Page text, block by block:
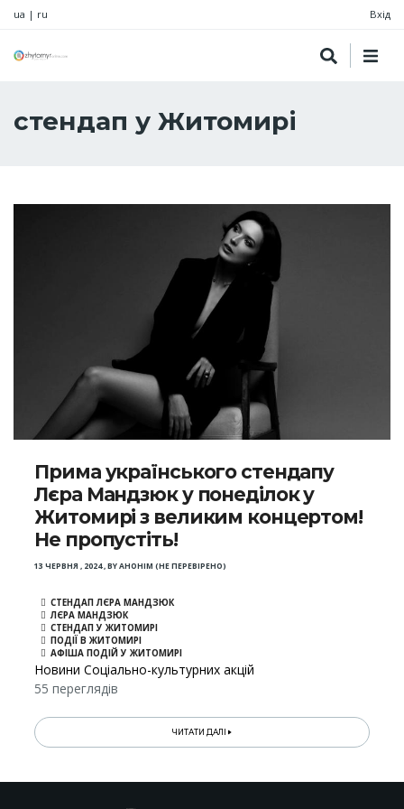
ua | ru Вхід
стендап у Житомирі
Прима українського стендапу
Лєра Мандзюк у понеділок у
Житомирі з великим концертом!
Не пропустіть!
13 ЧЕРВНЯ , 2024,BYАНОНІМ (НЕ ПЕРЕВІРЕНО)
СТЕНДАП ЛЄРА МАНДЗЮК
ЛЄРА МАНДЗЮК
СТЕНДАП У ЖИТОМИРІ
ПОДІЇ В ЖИТОМИРІ
АФІША ПОДІЙ У ЖИТОМИРІ
Новини Соціально-культурних акцій
55 переглядів
ЧИТАТИ ДАЛІ